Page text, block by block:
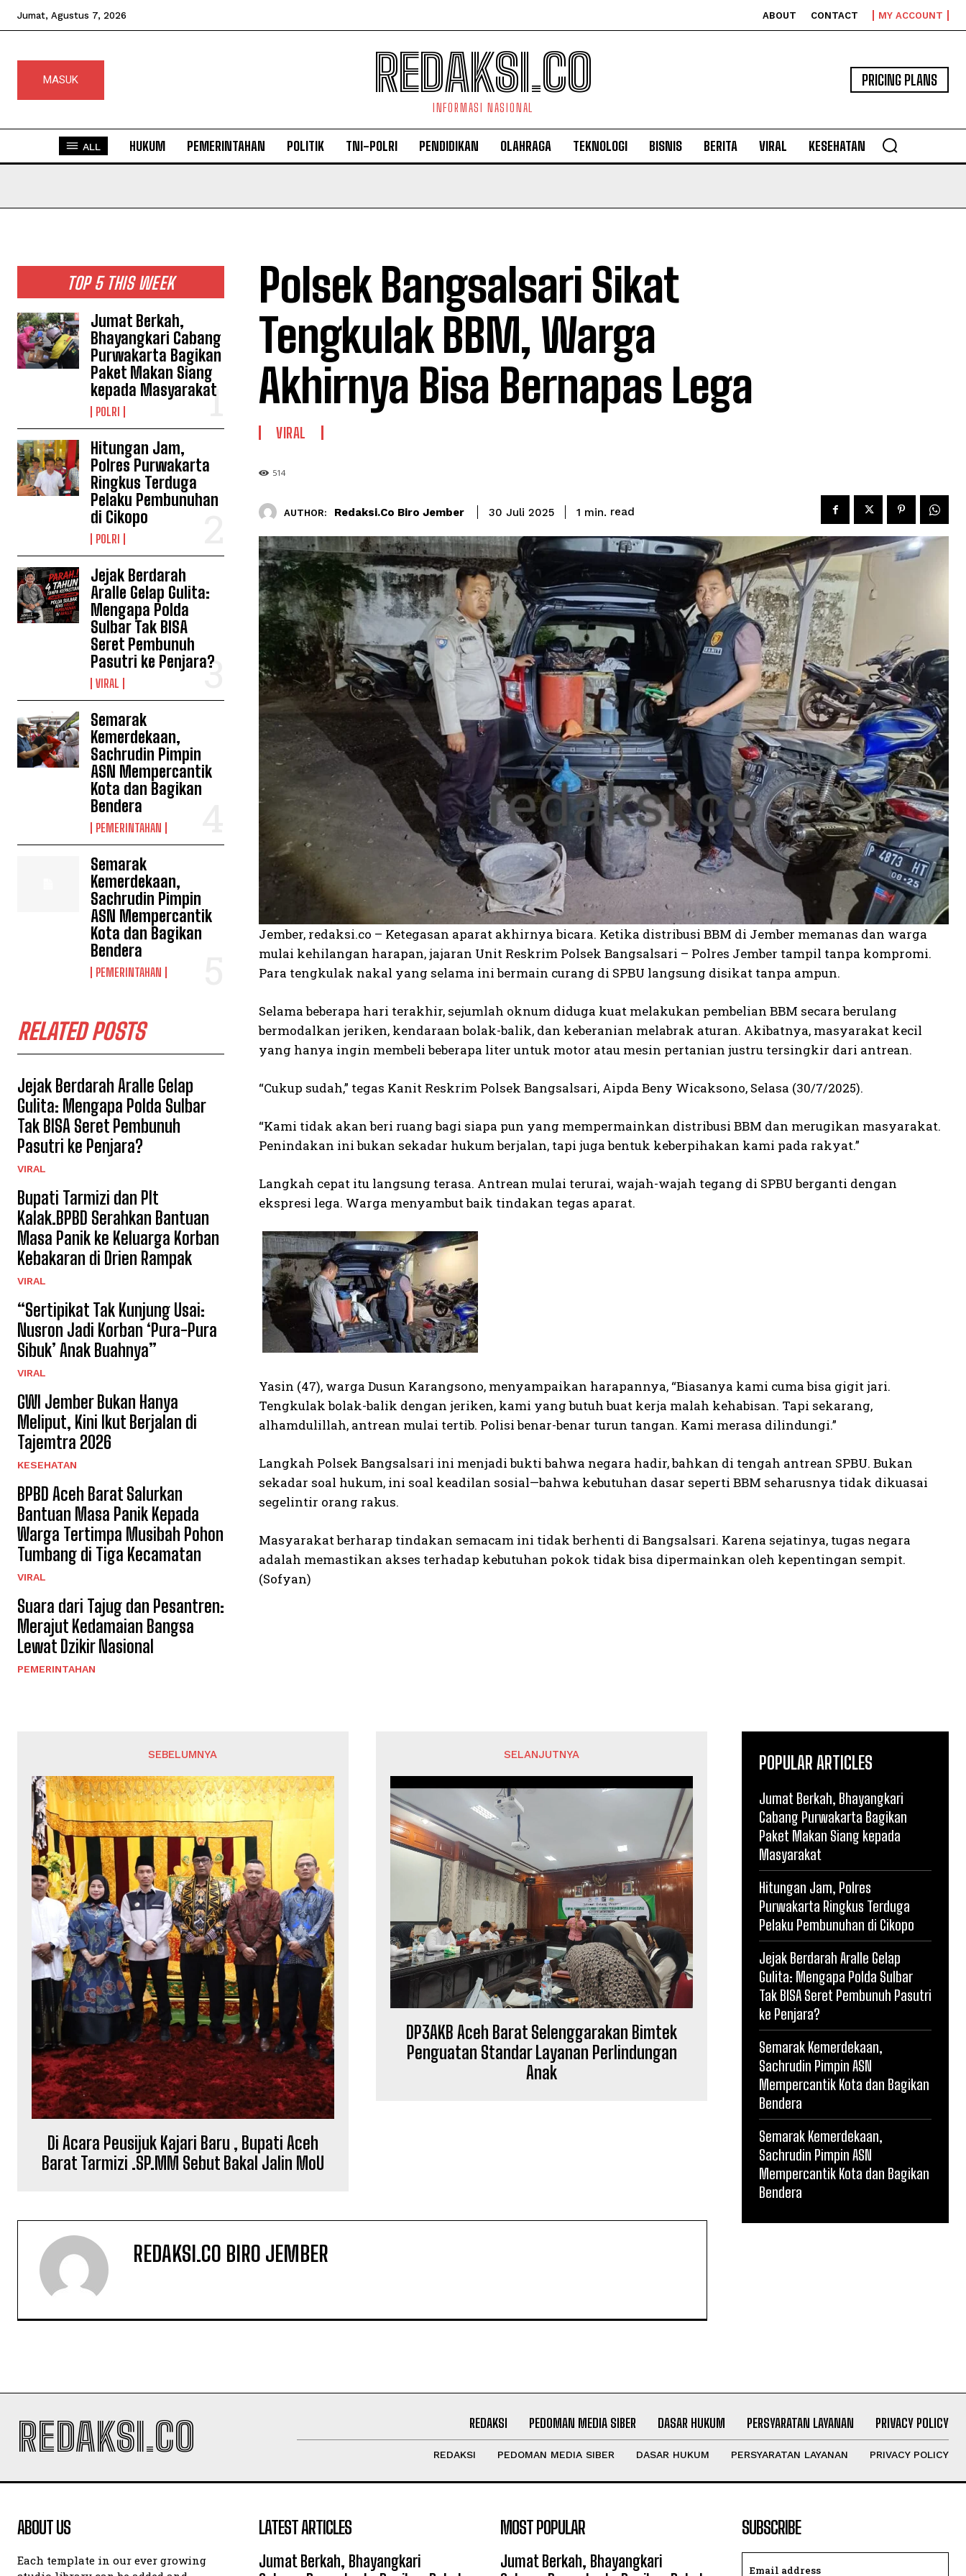
Jumat, Agustus 7, 2026 ABOUT CONTACT MY ACCOUNT
MASUK REDAKSI.CO
INFORMASI NASIONAL
PRICING PLANS
ALL HUKUM PEMERINTAHAN POLITIK TNI-POLRI PENDIDIKAN OLAHRAGA TEKNOLOGI BISNIS BERITA VIRAL KESEHATAN
TOP 5 THIS WEEK
Jumat Berkah,
Bhayangkari Cabang
Purwakarta Bagikan
Paket Makan Siang
kepada Masyarakat
POLRI
Hitungan Jam,
Polres Purwakarta
Ringkus Terduga
Pelaku Pembunuhan
di Cikopo
POLRI
Jejak Berdarah
Aralle Gelap Gulita:
Mengapa Polda
Sulbar Tak BISA
Seret Pembunuh
Pasutri ke Penjara?
VIRAL
Semarak
Kemerdekaan,
Sachrudin Pimpin
ASN Mempercantik
Kota dan Bagikan
Bendera
PEMERINTAHAN
Semarak
Kemerdekaan,
Sachrudin Pimpin
ASN Mempercantik
Kota dan Bagikan
Bendera
PEMERINTAHAN
RELATED POSTS
Jejak Berdarah Aralle Gelap
Gulita: Mengapa Polda Sulbar
Tak BISA Seret Pembunuh
Pasutri ke Penjara?
VIRAL
Bupati Tarmizi dan Plt
Kalak.BPBD Serahkan Bantuan
Masa Panik ke Keluarga Korban
Kebakaran di Drien Rampak
VIRAL
“Sertipikat Tak Kunjung Usai:
Nusron Jadi Korban ‘Pura-Pura
Sibuk’ Anak Buahnya”
VIRAL
GWI Jember Bukan Hanya
Meliput, Kini Ikut Berjalan di
Tajemtra 2026
KESEHATAN
BPBD Aceh Barat Salurkan
Bantuan Masa Panik Kepada
Warga Tertimpa Musibah Pohon
Tumbang di Tiga Kecamatan
VIRAL
Suara dari Tajug dan Pesantren:
Merajut Kedamaian Bangsa
Lewat Dzikir Nasional
PEMERINTAHAN
Polsek Bangsalsari Sikat
Tengkulak BBM, Warga
Akhirnya Bisa Bernapas Lega
VIRAL
514
AUTHOR: Redaksi.co Biro Jember 30 Juli 2025 1 min. read
Jember, redaksi.co – Ketegasan aparat akhirnya bicara. Ketika distribusi BBM di Jember memanas dan warga
mulai kehilangan harapan, jajaran Unit Reskrim Polsek Bangsalsari – Polres Jember tampil tanpa kompromi.
Para tengkulak nakal yang selama ini bermain curang di SPBU langsung disikat tanpa ampun.
Selama beberapa hari terakhir, sejumlah oknum diduga kuat melakukan pembelian BBM secara berulang
bermodalkan jeriken, kendaraan bolak-balik, dan keberanian melabrak aturan. Akibatnya, masyarakat kecil
yang hanya ingin membeli beberapa liter untuk motor atau mesin pertanian justru tersingkir dari antrean.
“Cukup sudah,” tegas Kanit Reskrim Polsek Bangsalsari, Aipda Beny Wicaksono, Selasa (30/7/2025).
“Kami tidak akan beri ruang bagi siapa pun yang mempermainkan distribusi BBM dan merugikan masyarakat.
Penindakan ini bukan sekadar hukum berjalan, tapi juga bentuk keberpihakan kami pada rakyat.”
Langkah cepat itu langsung terasa. Antrean mulai terurai, wajah-wajah tegang di SPBU berganti dengan
ekspresi lega. Warga menyambut baik tindakan tegas aparat.
Yasin (47), warga Dusun Karangsono, menyampaikan harapannya, “Biasanya kami cuma bisa gigit jari.
Tengkulak bolak-balik dengan jeriken, kami yang butuh buat kerja malah kehabisan. Tapi sekarang,
alhamdulillah, antrean mulai tertib. Polisi benar-benar turun tangan. Kami merasa dilindungi.”
Langkah Polsek Bangsalsari ini menjadi bukti bahwa negara hadir, bahkan di tengah antrean SPBU. Bukan
sekadar soal hukum, ini soal keadilan sosial—bahwa kebutuhan dasar seperti BBM seharusnya tidak dikuasai
segelintir orang rakus.
Masyarakat berharap tindakan semacam ini tidak berhenti di Bangsalsari. Karena sejatinya, tugas negara
adalah memastikan akses terhadap kebutuhan pokok tidak bisa dipermainkan oleh kepentingan sempit.
(Sofyan)
SEBELUMNYA
Di Acara Peusijuk Kajari Baru , Bupati Aceh
Barat Tarmizi .SP.MM Sebut Bakal Jalin MoU
SELANJUTNYA
DP3AKB Aceh Barat Selenggarakan Bimtek
Penguatan Standar Layanan Perlindungan
Anak
REDAKSI.CO BIRO JEMBER
POPULAR ARTICLES
Jumat Berkah, Bhayangkari
Cabang Purwakarta Bagikan
Paket Makan Siang kepada
Masyarakat
Hitungan Jam, Polres
Purwakarta Ringkus Terduga
Pelaku Pembunuhan di Cikopo
Jejak Berdarah Aralle Gelap
Gulita: Mengapa Polda Sulbar
Tak BISA Seret Pembunuh Pasutri
ke Penjara?
Semarak Kemerdekaan,
Sachrudin Pimpin ASN
Mempercantik Kota dan Bagikan
Bendera
Semarak Kemerdekaan,
Sachrudin Pimpin ASN
Mempercantik Kota dan Bagikan
Bendera
REDAKSI.CO REDAKSI PEDOMAN MEDIA SIBER DASAR HUKUM PERSYARATAN LAYANAN PRIVACY POLICY
REDAKSI PEDOMAN MEDIA SIBER DASAR HUKUM PERSYARATAN LAYANAN PRIVACY POLICY
ABOUT US
Each template in our ever growing
LATEST ARTICLES
Jumat Berkah, Bhayangkari
MOST POPULAR
Jumat Berkah, Bhayangkari
SUBSCRIBE